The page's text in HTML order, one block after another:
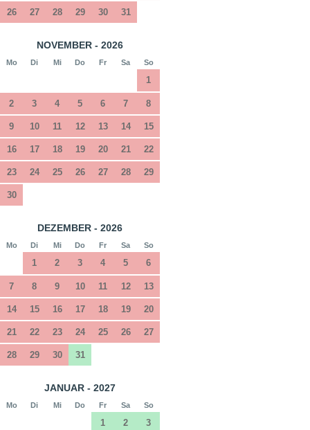
26 27 28 29 30 31
NOVEMBER - 2026
Mo Di Mi Do Fr Sa So
1
2 3 4 5 6 7 8
9 10 11 12 13 14 15
16 17 18 19 20 21 22
23 24 25 26 27 28 29
30
DEZEMBER - 2026
Mo Di Mi Do Fr Sa So
1 2 3 4 5 6
7 8 9 10 11 12 13
14 15 16 17 18 19 20
21 22 23 24 25 26 27
28 29 30 31
JANUAR - 2027
Mo Di Mi Do Fr Sa So
1 2 3